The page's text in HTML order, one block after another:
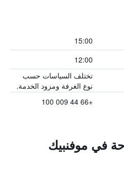
15:00
12:00
تختلف السياسات حسب
نوع الغرفة ومزود الخدمة.
+66 44 009 100
في موفنبيك